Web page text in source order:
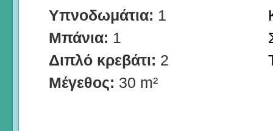
Υπνοδωμάτια: 1
Μπάνια: 1
Διπλό κρεβάτι: 2
Μέγεθος: 30 m²